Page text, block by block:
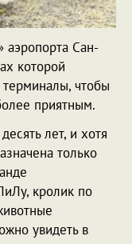
аэропорта Сан-
которой
чтобы
приятным.
лет, и хотя
только
кролик по
увидеть в